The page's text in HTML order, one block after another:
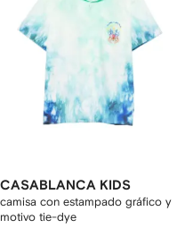
CASABLANCA KIDS
camisa con estampado gráfico y
motivo tie-dye